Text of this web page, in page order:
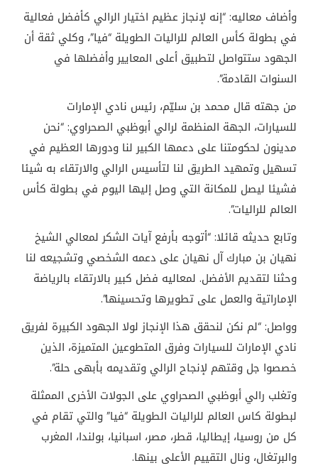
وأضاف معاليه: “إنه لإنجاز عظيم اختيار الرالي كأفضل فعالية
في بطولة كأس العالم للراليات الطويلة “فيا”، وكلي ثقة أن
الجهود ستتواصل لتطبيق أعلى المعايير وأفضلها في
السنوات القادمة”.
من جهته قال محمد بن سليّم، رئيس نادي الإمارات
للسيارات، الجهة المنظمة لرالي أبوظبي الصحراوي: “نحن
مدينون لحكومتنا على دعمها الكبير لنا ودورها العظيم في
تسهيل وتمهيد الطريق لنا لتأسيس الرالي والارتقاء به شيئا
فشيئا ليصل للمكانة التي وصل إليها اليوم في بطولة كأس
العالم للراليات”.
وتابع حديثه قائلا: “أتوجه بأرفع آيات الشكر لمعالي الشيخ
نهيان بن مبارك آل نهيان على دعمه الشخصي وتشجيعه لنا
وحثنا لتقديم الأفضل. لمعاليه فضل كبير بالارتقاء بالرياضة
الإماراتية والعمل على تطويرها وتحسينها”.
وواصل: “لم نكن لنحقق هذا الإنجاز لولا الجهود الكبيرة لفريق
نادي الإمارات للسيارات وفرق المتطوعين المتميزة، الذين
خصصوا جل وقتهم لإنجاح الرالي وتقديمه بأبهى حلة”.
وتغلب رالي أبوظبي الصحراوي على الجولات الأخرى الممثلة
لبطولة كاس العالم للراليات الطويلة “فيا” والتي تقام في
كل من روسيا، إيطاليا، قطر، مصر، اسبانيا، بولندا، المغرب
والبرتغال، ونال التقييم الأعلى بينها.